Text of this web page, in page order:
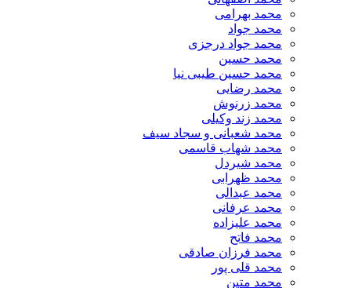
محمد بهرامی
محمد جواد
محمد جواد درجزی
محمد حسین
محمد حسین طیبی نیا
محمد رضایی
محمد زرنوش
محمد زند وکیلی
محمد شعبانی و سجاد سیف
محمد شهاب قاسمی
​محمد شیردل
محمد ظهرابی
محمد عبدالی
محمد عرفانی
محمد علیزاده
محمد فاتح
محمد فرزان صادقی
محمد قلی پور
محمد متین